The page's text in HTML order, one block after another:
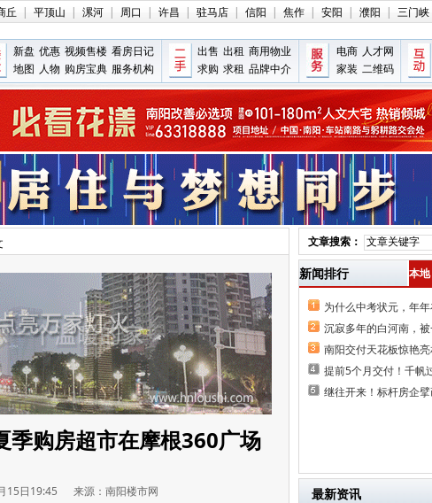
丘 | 平顶山 | 漯河 | 周口 | 许昌 | 驻马店 | 信阳 | 焦作 | 安阳 | 濮阳 | 三门峡
新盘 优惠 视频售楼 看房日记
地图 人物 购房宝典 服务机构
出售 出租 商用物业
求购 求租 品牌中介
电商 人才网
家装 二维码
季购房超市在摩根360广场
15日19:45 来源：南阳楼市网
文章搜索：
新闻排行 本地
为什么中考状元，年
沉寂多年的白河南，
南阳交付天花板惊艳
提前5个月交付！千帆
继往开来！标杆房企
最新资讯